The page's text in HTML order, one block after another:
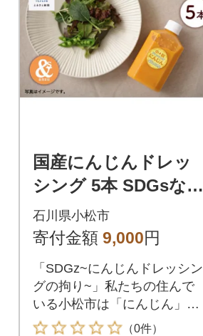
国産にんじんドレッ
シング 5本 SDGsな調
味料 人参ドレッシン
グ
石川県小松市
寄付金額 9,000円
「SDGz~にんじんドレッシン
グの拘り~」私たちの住んで
いる小松市は「にんじん」の
特産地です。
（0件）